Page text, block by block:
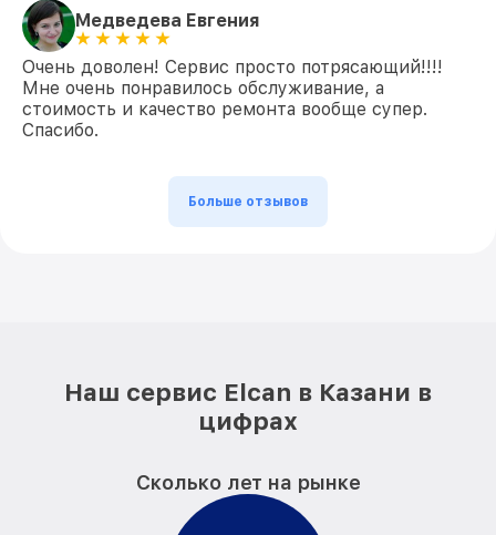
Медведева Евгения
Очень доволен! Сервис просто потрясающий!!!!
Мне очень понравилось обслуживание, а
стоимость и качество ремонта вообще супер.
Спасибо.
Больше отзывов
Наш сервис Elcan в Казани в
цифрах
Сколько лет на рынке